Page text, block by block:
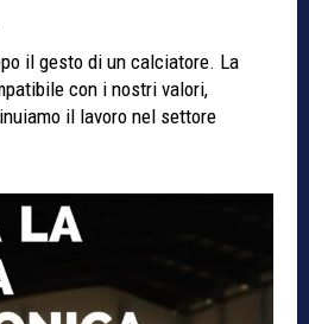
il gesto di un calciatore. La
con i nostri valori,
il lavoro nel settore